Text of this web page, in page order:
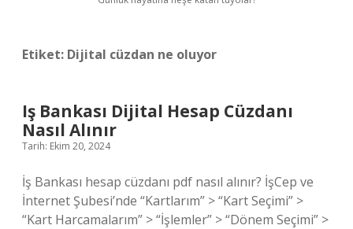
Etiket: Dijital cüzdan ne oluyor
Iş Bankası Dijital Hesap Cüzdanı
Nasıl Alınır
Tarih: Ekim 20, 2024
İş Bankası hesap cüzdanı pdf nasıl alınır? İşCep ve
İnternet Şubesi’nde “Kartlarım” > “Kart Seçimi” >
“Kart Harcamalarım” > “İşlemler” > “Dönem Seçimi” >